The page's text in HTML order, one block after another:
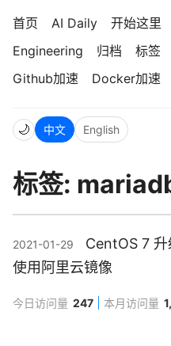
首页 AI Daily 开始这里
Engineering
归档 标签
Github加速
Docker加速
🌙 中文 English
标签:
2021-01-29
CentOS 7 升
使用阿里云镜像
今日访问量 247 本月访问量